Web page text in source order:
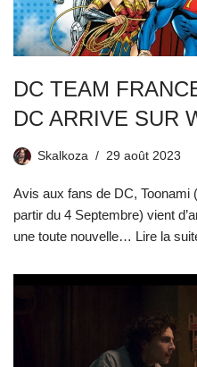
DC TEAM
DC ARRIVE SUR
Skalkoza 29 août 2023
Avis aux fans de DC, Toonami
partir du 4 Septembre) vient
une toute nouvelle… Lire la